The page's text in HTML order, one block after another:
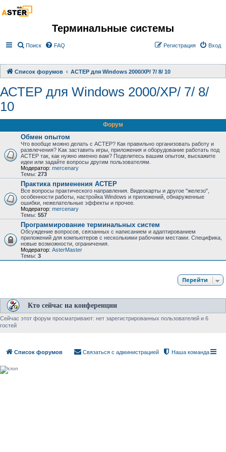
Терминальные системы
Поиск FAQ Вход
Регистрация
Список форумов АСТЕР для Windows 2000/XP/ 7/ 8/ 10
АСТЕР для Windows 2000/XP/ 7/ 8/
10
Форум
Обмен опытом
Что вообще можно делать с АСТЕР? Как правильно организовать работу и
развлечения? Kак заставить игры, приложения и оборудование работать под
АСТЕР так, как нужно именно вам? Поделитесь вашим опытом, выскажите
идеи или задайте вопросы другим пользователям.
Модератор: mercenary
Темы: 273
Практика применения АСТЕР
Все вопросы практического направления. Видеокарты и другое "железо",
особенности работы, настройка Windows и приложений, обнаруженные
ошибки, нежелательные эффекты и прочее.
Модератор: mercenary
Темы: 557
Программирование терминальных систем
Обсуждение вопросов, связанных с написанием и адаптированием
приложений для компьютеров с несколькими рабочими местами. Специфика,
новые возможности, ограничения.
Модератор: AsterMaster
Темы: 3
Перейти
Кто сейчас на конференции
Сейчас этот форум просматривают: нет зарегистрированных пользователей и 6
гостей
Список форумов Наша команда
Связаться с администрацией